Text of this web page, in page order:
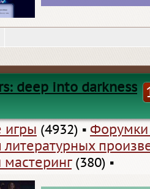
deep into darkness
(4932) ▪
(380) ▪